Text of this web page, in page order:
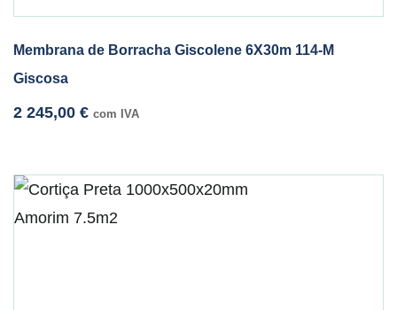
Membrana de Borracha Giscolene 6X30m 114-M
Giscosa
2 245,00 € com IVA